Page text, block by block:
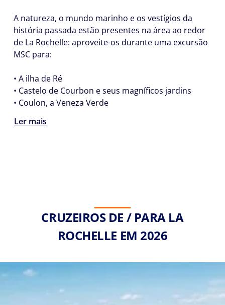
A natureza, o mundo marinho e os vestígios da
história passada estão presentes na área ao redor
de La Rochelle: aproveite-os durante uma excursão
MSC para:
• A ilha de Ré
• Castelo de Courbon e seus magníficos jardins
• Coulon, a Veneza Verde
Ler mais
CRUZEIROS DE / PARA LA
ROCHELLE EM 2026